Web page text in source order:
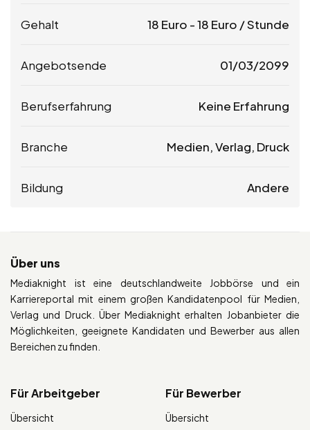
Gehalt 18 Euro -18 Euro / Stunde
Angebotsende 01/03/2099
Berufserfahrung Keine Erfahrung
Branche Medien, Verlag, Druck
Bildung Andere
Über uns
Mediaknight ist eine deutschlandweite Jobbörse und ein
Karriereportal mit einem großen Kandidatenpool für Medien,
Verlag und Druck. Über Mediaknight erhalten Jobanbieter die
Möglichkeiten, geeignete Kandidaten und Bewerber aus allen
Bereichen zu finden.
Für Arbeitgeber
Übersicht
Für Bewerber
Übersicht